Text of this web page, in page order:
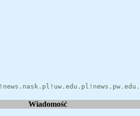
Wiadomość